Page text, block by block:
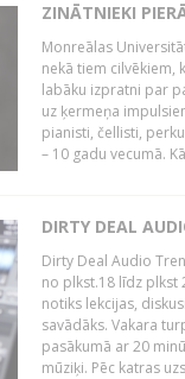
ZINĀTNIEKI
Monreālas
nekā tiem cilvēkiem,
labāku izpratni par
uz ķermeņa
pianisti, čellisti,
– 10 gadu vecumā.
DIRTY DEAL
Dirty Deal Audio
no plkst.18 līdz plkst
notiks lekcijas,
savādāks. Vakara
pasākumā ar 20
mūziķi. Pēc katras